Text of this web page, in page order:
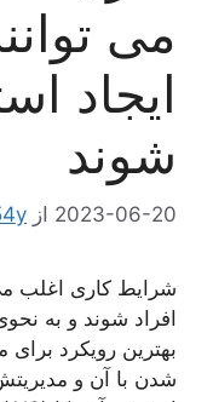
می
ایجاد
شوند
2023-06-20 از
شرایط کاری اغلب می
افراد شوند و به
بهترین رویکرد
شدن با آن و